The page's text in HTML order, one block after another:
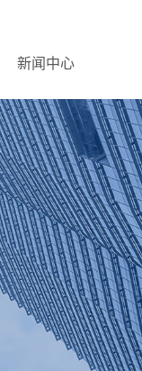
新闻中心